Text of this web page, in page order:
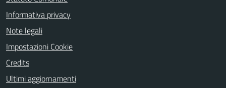
Informativa privacy
Note legali
Impostazioni Cookie
Credits
Ultimi aggiornamenti